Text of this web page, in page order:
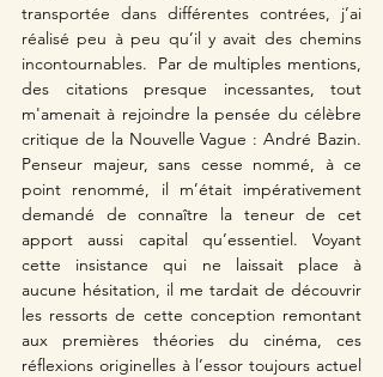
transportée dans différentes contrées, j’ai
réalisé peu à peu qu’il y avait des chemins
incontournables. Par de multiples mentions,
des citations presque incessantes, tout
m'amenait à rejoindre la pensée du célèbre
critique de la Nouvelle Vague : André Bazin.
Penseur majeur, sans cesse nommé, à ce
point renommé, il m’était impérativement
demandé de connaître la teneur de cet
apport aussi capital qu’essentiel. Voyant
cette insistance qui ne laissait place à
aucune hésitation, il me tardait de découvrir
les ressorts de cette conception remontant
aux premières théories du cinéma, ces
réflexions originelles à l’essor toujours actuel